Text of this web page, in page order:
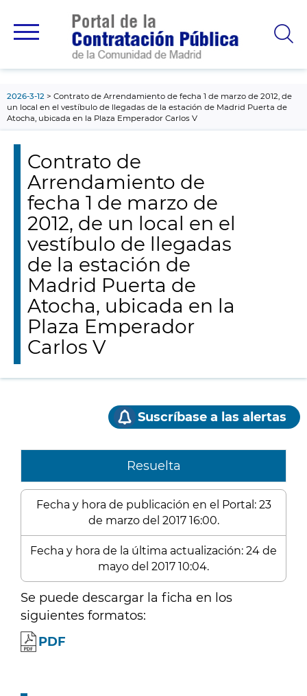
principal
2026-3-12
Contrato de Arrendamiento de fecha 1 de marzo de 2012, de
un local en el vestíbulo de llegadas de la estación de Madrid Puerta de
Atocha, ubicada en la Plaza Emperador Carlos V
Contrato de
Arrendamiento de
fecha 1 de marzo de
2012, de un local en el
vestíbulo de llegadas
de la estación de
Madrid Puerta de
Atocha, ubicada en la
Plaza Emperador
Carlos V
Suscríbase a las alertas
Resuelta
Fecha y hora de publicación en el Portal: 23
de marzo del 2017 16:00.
Fecha y hora de la última actualización: 24 de
mayo del 2017 10:04.
Se puede descargar la ficha en los
siguientes formatos:
PDF